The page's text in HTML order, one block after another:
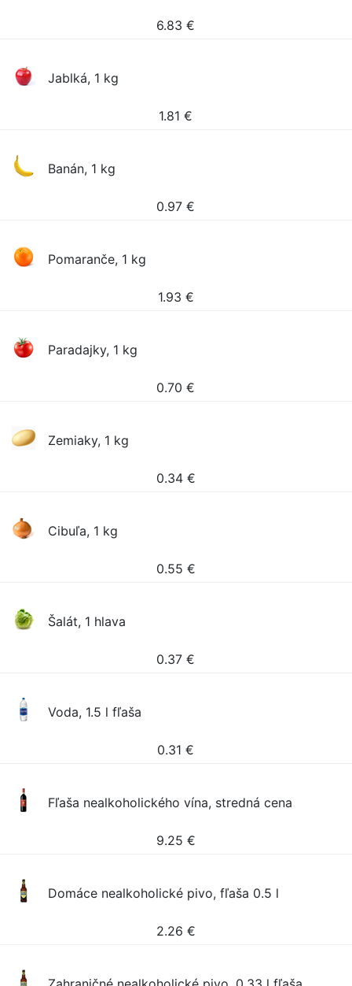
6.83 €
Jablká, 1 kg
1.81 €
Banán, 1 kg
0.97 €
Pomaranče, 1 kg
1.93 €
Paradajky, 1 kg
0.70 €
Zemiaky, 1 kg
0.34 €
Cibuľa, 1 kg
0.55 €
Šalát, 1 hlava
0.37 €
Voda, 1.5 l fľaša
0.31 €
Fľaša nealkoholického vína, stredná cena
9.25 €
Domáce nealkoholické pivo, fľaša 0.5 l
2.26 €